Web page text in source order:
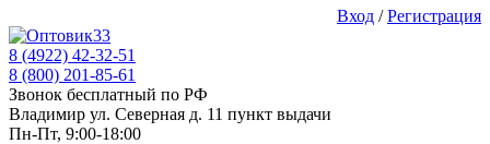
Вход /Регистрация
8 (4922) 42-32-51
8 (800) 201-85-61
Звонок бесплатный по РФ
Владимир ул. Северная д. 11 пункт выдачи
Пн-Пт, 9:00-18:00